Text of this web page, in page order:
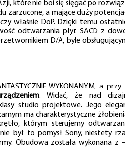
które nie boi się sięgać po
zarzucone, a mające duży
właśnie DoP. Dzięki temu
odtwarzania płyt SACD z
D/A, byle
WYKONANYM, a
. Widać, że nad
studio projektowe. Jego
ma charakterystyczne
którym sterujemy
był to pomysł Sony, niestety
Obudowa została wykonana z